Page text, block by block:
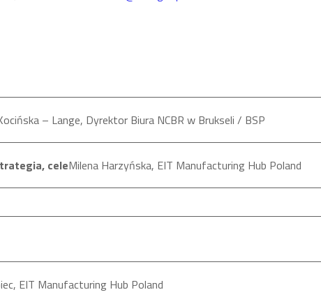
– Lange, Dyrektor Biura NCBR w Brukseli / BSP
celeMilena Harzyńska, EIT Manufacturing Hub Poland
EIT Manufacturing Hub Poland